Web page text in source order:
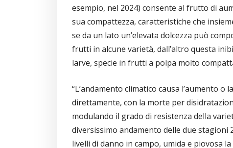
esempio, nel 2024) consente al frutto di
sua compattezza, caratteristiche che
se da un lato un’elevata dolcezza può
frutti in alcune varietà, dall’altro questa
larve, specie in frutti a polpa molto
“L’andamento climatico causa l’aumento
direttamente, con la morte per
modulando il grado di resistenza della
diversissimo andamento delle due stagioni
livelli di danno in campo, umida e piovosa